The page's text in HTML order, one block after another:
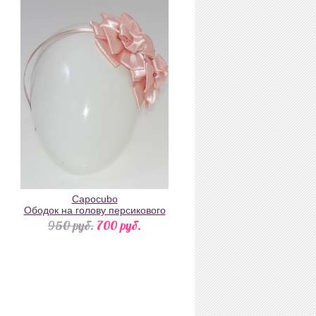
Capocubo
Ободок на голову персикового
цвета атласный с цветами
950 pуб. 700 pуб.